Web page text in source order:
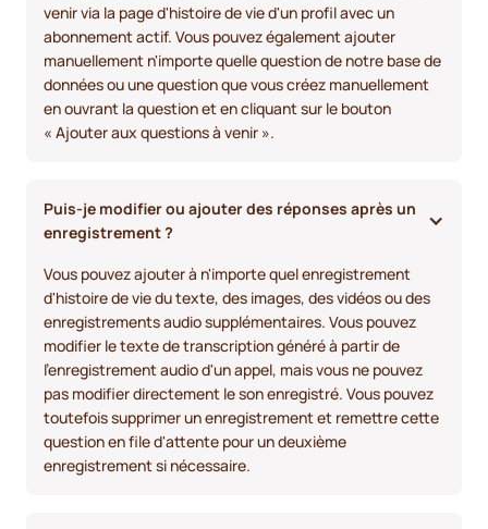
venir via la page d'histoire de vie d'un profil avec un
abonnement actif. Vous pouvez également ajouter
manuellement n'importe quelle question de notre base de
données ou une question que vous créez manuellement
en ouvrant la question et en cliquant sur le bouton
« Ajouter aux questions à venir ».
Puis-je modifier ou ajouter des réponses après un
enregistrement ?
Vous pouvez ajouter à n'importe quel enregistrement
d'histoire de vie du texte, des images, des vidéos ou des
enregistrements audio supplémentaires. Vous pouvez
modifier le texte de transcription généré à partir de
l'enregistrement audio d'un appel, mais vous ne pouvez
pas modifier directement le son enregistré. Vous pouvez
toutefois supprimer un enregistrement et remettre cette
question en file d'attente pour un deuxième
enregistrement si nécessaire.